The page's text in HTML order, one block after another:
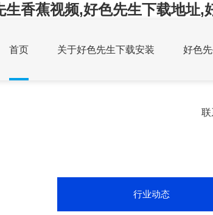
香蕉视频,好色先生下载地址,
首页 关于好色先生下载安装 好色
联
行业动态